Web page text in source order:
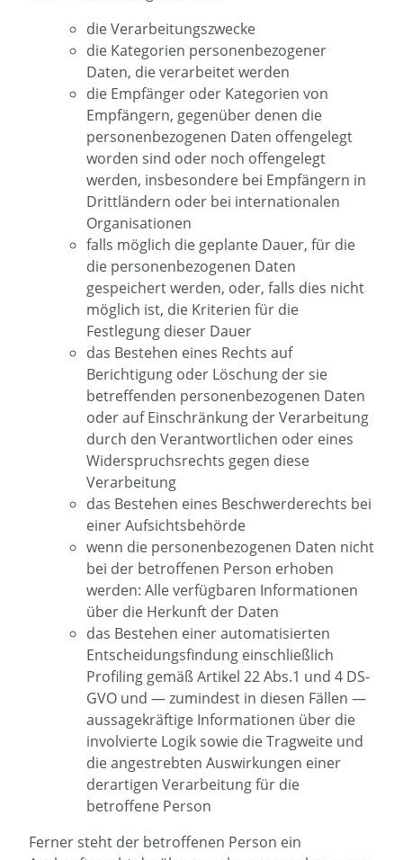
die Verarbeitungszwecke
die Kategorien personenbezogener
Daten, die verarbeitet werden
die Empfänger oder Kategorien von
Empfängern, gegenüber denen die
personenbezogenen Daten offengelegt
worden sind oder noch offengelegt
werden, insbesondere bei Empfängern in
Drittländern oder bei internationalen
Organisationen
falls möglich die geplante Dauer, für die
die personenbezogenen Daten
gespeichert werden, oder, falls dies nicht
möglich ist, die Kriterien für die
Festlegung dieser Dauer
das Bestehen eines Rechts auf
Berichtigung oder Löschung der sie
betreffenden personenbezogenen Daten
oder auf Einschränkung der Verarbeitung
durch den Verantwortlichen oder eines
Widerspruchsrechts gegen diese
Verarbeitung
das Bestehen eines Beschwerderechts bei
einer Aufsichtsbehörde
wenn die personenbezogenen Daten nicht
bei der betroffenen Person erhoben
werden: Alle verfügbaren Informationen
über die Herkunft der Daten
das Bestehen einer automatisierten
Entscheidungsfindung einschließlich
Profiling gemäß Artikel 22 Abs.1 und 4 DS-
GVO und — zumindest in diesen Fällen —
aussagekräftige Informationen über die
involvierte Logik sowie die Tragweite und
die angestrebten Auswirkungen einer
derartigen Verarbeitung für die
betroffene Person
Ferner steht der betroffenen Person ein